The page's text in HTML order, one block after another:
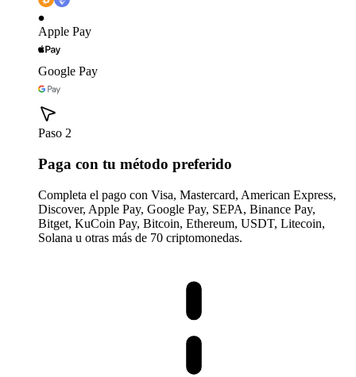
Apple Pay
Google Pay
Paso 2
Paga con tu método preferido
Completa el pago con Visa, Mastercard, American Express,
Discover, Apple Pay, Google Pay, SEPA, Binance Pay,
Bitget, KuCoin Pay, Bitcoin, Ethereum, USDT, Litecoin,
Solana u otras más de 70 criptomonedas.